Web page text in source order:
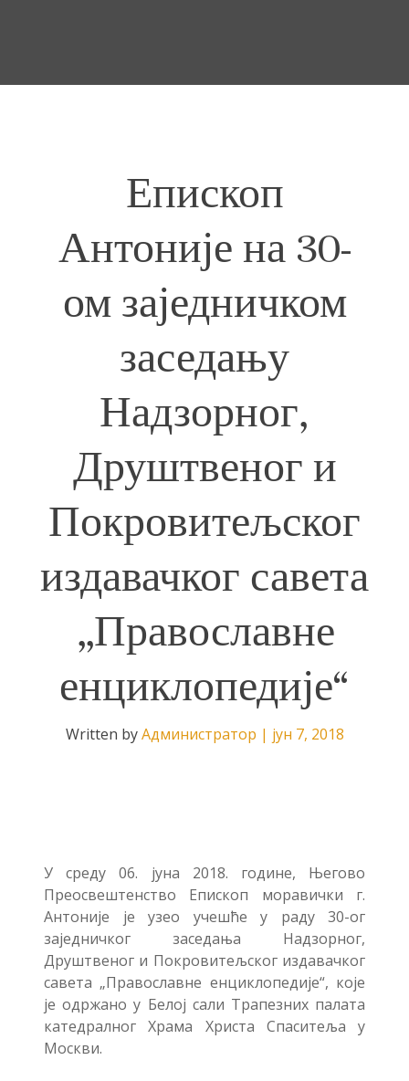
Епископ
Антоније на 30-
ом заједничком
заседању
Надзорног,
Друштвеног и
Покровитељског
издавачког савета
„Православне
енциклопедије“
Written byАдминистратор | јун 7, 2018
У среду 06. јуна 2018. године, Његово
Преосвештенство Епископ моравички г.
Антоније је узео учешће у раду 30-ог
заједничког заседања Надзорног,
Друштвеног и Покровитељског издавачког
савета „Православне енциклопедије“, које
је одржано у Белој сали Трапезних палата
катедралног Храма Христа Спаситеља у
Москви.